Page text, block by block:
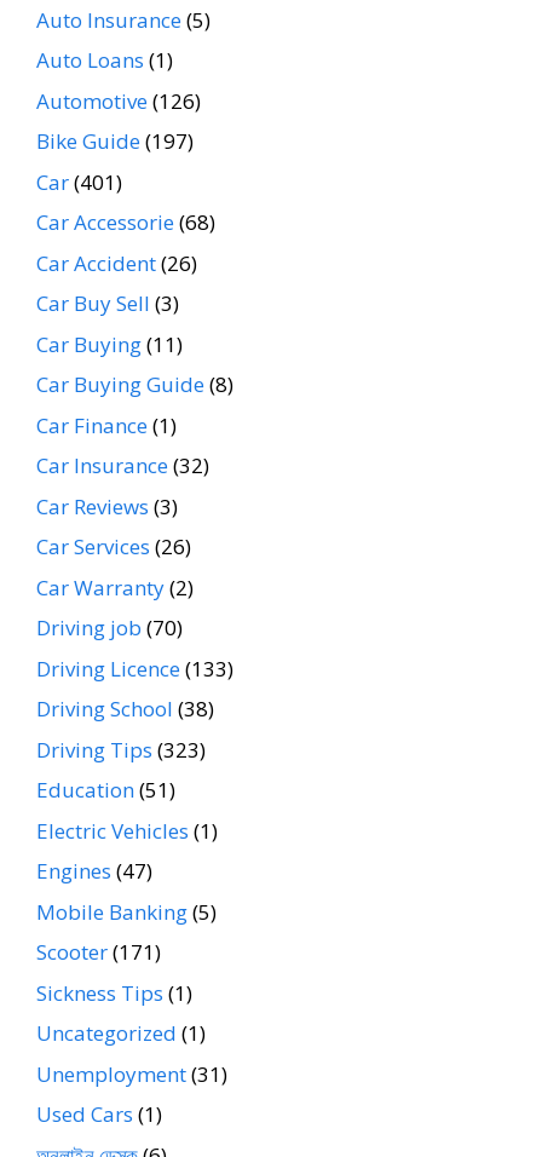
Auto Insurance(5)
Auto Loans (1)
Automotive(126)
Bike Guide(197)
Car(401)
Car Accessorie(68)
Car Accident(26)
Car Buy Sell (3)
Car Buying(11)
Car Buying Guide(8)
Car Finance(1)
Car Insurance(32)
Car Reviews (3)
Car Services (26)
Car Warranty(2)
Driving job (70)
Driving Licence(133)
Driving School (38)
Driving Tips (323)
Education(51)
Electric Vehicles (1)
Engines (47)
Mobile Banking(5)
Scooter(171)
Sickness Tips (1)
Uncategorized (1)
Unemployment(31)
Used Cars (1)